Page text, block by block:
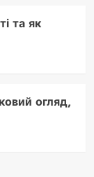
та як
огляд,